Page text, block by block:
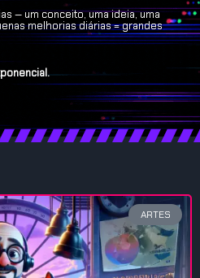
— um conceito, uma ideia, uma
melhorias diárias = grandes
ARTES